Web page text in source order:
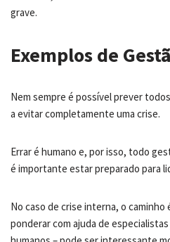
grave.
Exemplos de
Nem sempre é possível prever
a evitar completamente uma crise.
Errar é humano e, por isso, todo
é importante estar preparado para
No caso de crise interna, o caminho
ponderar com ajuda de